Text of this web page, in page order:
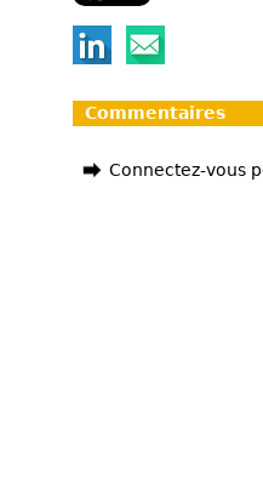
Commentaires
Connectez-vous